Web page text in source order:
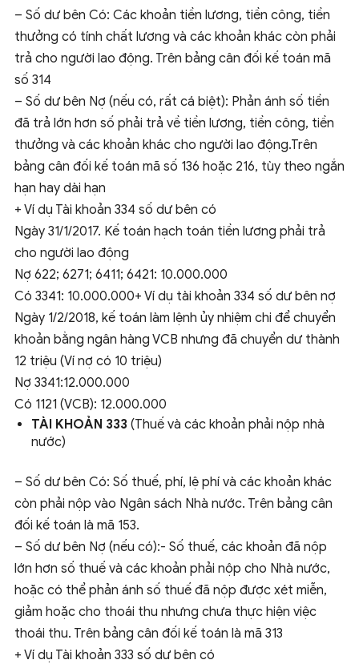
– Số dư bên Có: Các khoản tiền lương, tiền công, tiền
thưởng có tính chất lương và các khoản khác còn phải
trả cho người lao động. Trên bảng cân đối kế toán mã
số 314
– Số dư bên Nợ (nếu có, rất cá biệt): Phản ánh số tiền
đã trả lớn hơn số phải trả về tiền lương, tiền công, tiền
thưởng và các khoản khác cho người lao động.Trên
bảng cân đối kế toán mã số 136 hoặc 216, tùy theo ngắn
hạn hay dài hạn
+ Ví dụ Tài khoản 334 số dư bên có
Ngày 31/1/2017. Kế toán hạch toán tiền lương phải trả
cho người lao động
Nợ 622; 6271; 6411; 6421: 10.000.000
Có 3341: 10.000.000+ Ví dụ tài khoản 334 số dư bên nợ
Ngày 1/2/2018, kế toán làm lệnh ủy nhiệm chi để chuyển
khoản bằng ngân hàng VCB nhưng đã chuyển dư thành
12 triệu (Ví nợ có 10 triệu)
Nợ 3341:12.000.000
Có 1121 (VCB): 12.000.000
TÀI KHOẢN 333 (Thuế và các khoản phải nộp nhà
nước)
– Số dư bên Có: Số thuế, phí, lệ phí và các khoản khác
còn phải nộp vào Ngân sách Nhà nước. Trên bảng cân
đối kế toán là mã 153.
– Số dư bên Nợ (nếu có):- Số thuế, các khoản đã nộp
lớn hơn số thuế và các khoản phải nộp cho Nhà nước,
hoặc có thể phản ánh số thuế đã nộp được xét miễn,
giảm hoặc cho thoái thu nhưng chưa thực hiện việc
thoái thu. Trên bảng cân đối kế toán là mã 313
+ Ví dụ Tài khoản 333 số dư bên có